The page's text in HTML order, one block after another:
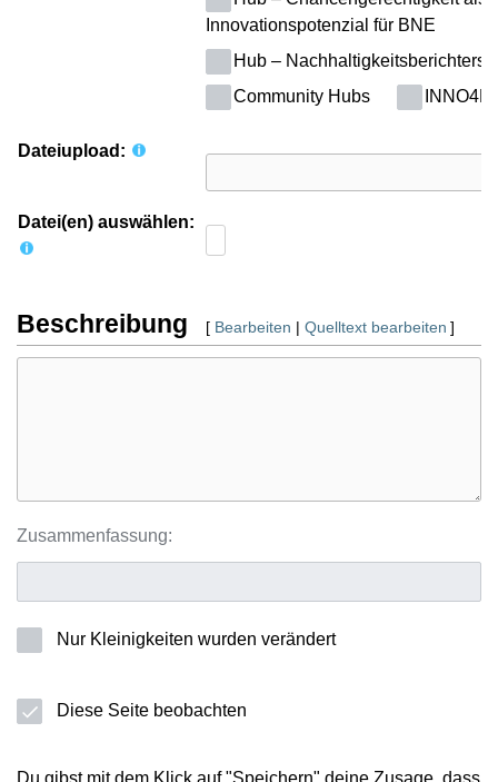
Innovationspotenzial für BNE
Hub –
Community Hubs
Dateiupload:
Datei(en) auswählen:
Beschreibung [ Bearbeiten | Quelltext bearbeiten ]
Zusammenfassung:
Nur Kleinigkeiten wurden verändert
Diese Seite beobachten